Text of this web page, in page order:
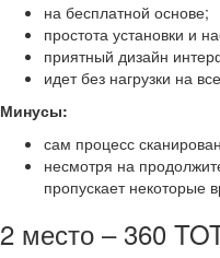
на бесплатной основе;
простота установки и
приятный дизайн
идет без нагрузки на
Минусы:
сам процесс
несмотря на
пропускает некоторые
2 место – 360